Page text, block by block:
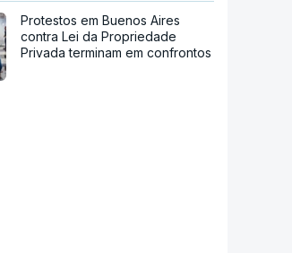
Protestos em Buenos Aires
contra Lei da Propriedade
Privada terminam em confrontos